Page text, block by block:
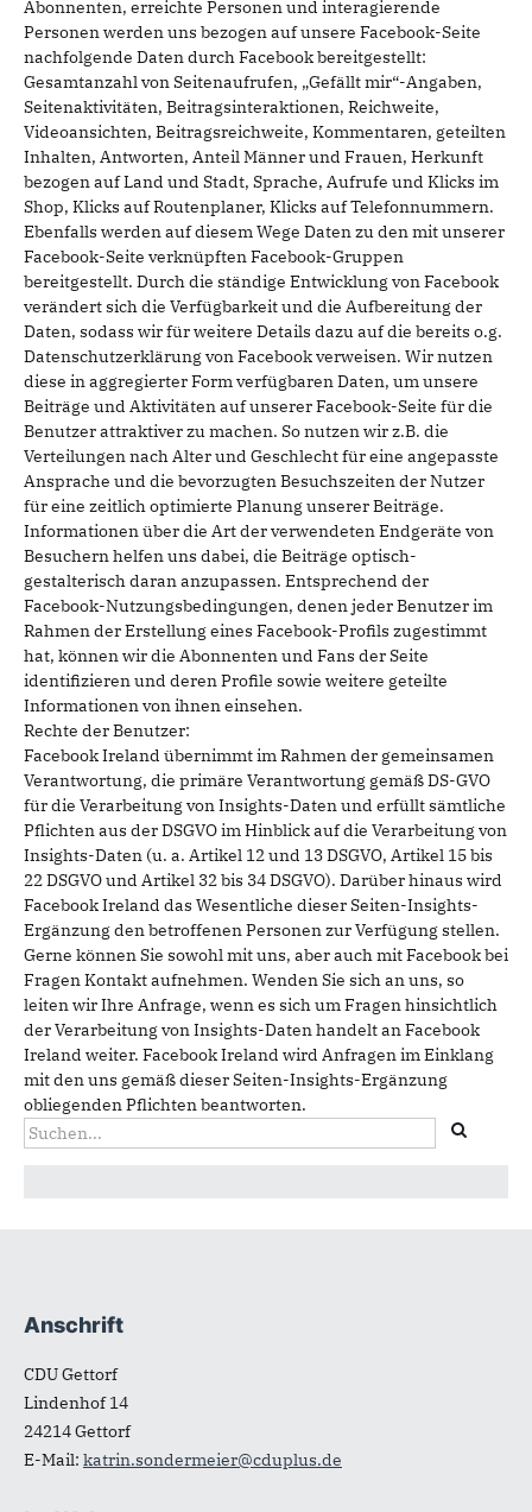
Abonnenten, erreichte Personen und interagierende
Personen werden uns bezogen auf unsere Facebook-Seite
nachfolgende Daten durch Facebook bereitgestellt:
Gesamtanzahl von Seitenaufrufen, „Gefällt mir“-Angaben,
Seitenaktivitäten, Beitragsinteraktionen, Reichweite,
Videoansichten, Beitragsreichweite, Kommentaren, geteilten
Inhalten, Antworten, Anteil Männer und Frauen, Herkunft
bezogen auf Land und Stadt, Sprache, Aufrufe und Klicks im
Shop, Klicks auf Routenplaner, Klicks auf Telefonnummern.
Ebenfalls werden auf diesem Wege Daten zu den mit unserer
Facebook-Seite verknüpften Facebook-Gruppen
bereitgestellt. Durch die ständige Entwicklung von Facebook
verändert sich die Verfügbarkeit und die Aufbereitung der
Daten, sodass wir für weitere Details dazu auf die bereits o.g.
Datenschutzerklärung von Facebook verweisen. Wir nutzen
diese in aggregierter Form verfügbaren Daten, um unsere
Beiträge und Aktivitäten auf unserer Facebook-Seite für die
Benutzer attraktiver zu machen. So nutzen wir z.B. die
Verteilungen nach Alter und Geschlecht für eine angepasste
Ansprache und die bevorzugten Besuchszeiten der Nutzer
für eine zeitlich optimierte Planung unserer Beiträge.
Informationen über die Art der verwendeten Endgeräte von
Besuchern helfen uns dabei, die Beiträge optisch-
gestalterisch daran anzupassen. Entsprechend der
Facebook-Nutzungsbedingungen, denen jeder Benutzer im
Rahmen der Erstellung eines Facebook-Profils zugestimmt
hat, können wir die Abonnenten und Fans der Seite
identifizieren und deren Profile sowie weitere geteilte
Informationen von ihnen einsehen.
Rechte der Benutzer:
Facebook Ireland übernimmt im Rahmen der gemeinsamen
Verantwortung, die primäre Verantwortung gemäß DS-GVO
für die Verarbeitung von Insights-Daten und erfüllt sämtliche
Pflichten aus der DSGVO im Hinblick auf die Verarbeitung von
Insights-Daten (u. a. Artikel 12 und 13 DSGVO, Artikel 15 bis
22 DSGVO und Artikel 32 bis 34 DSGVO). Darüber hinaus wird
Facebook Ireland das Wesentliche dieser Seiten-Insights-
Ergänzung den betroffenen Personen zur Verfügung stellen.
Gerne können Sie sowohl mit uns, aber auch mit Facebook bei
Fragen Kontakt aufnehmen. Wenden Sie sich an uns, so
leiten wir Ihre Anfrage, wenn es sich um Fragen hinsichtlich
der Verarbeitung von Insights-Daten handelt an Facebook
Ireland weiter. Facebook Ireland wird Anfragen im Einklang
mit den uns gemäß dieser Seiten-Insights-Ergänzung
obliegenden Pflichten beantworten.
Suchformular
Suche
Fußbereich
Anschrift
CDU Gettorf
Lindenhof 14
24214Gettorf
E-Mail: katrin.sondermeier@cduplus.de